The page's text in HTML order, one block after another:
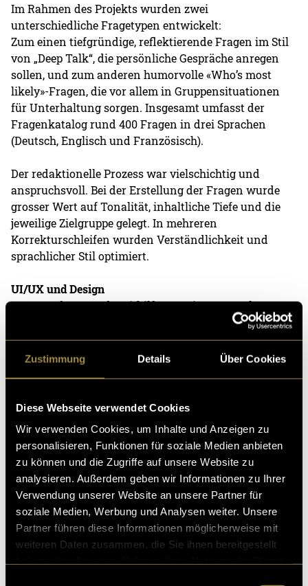
Zustimmung Details Über Cookies
Diese Webseite verwendet Cookies
Wir verwenden Cookies, um Inhalte und Anzeigen zu
personalisieren, Funktionen für soziale Medien anbieten
zu können und die Zugriffe auf unsere Website zu
analysieren. Außerdem geben wir Informationen zu Ihrer
Verwendung unserer Website an unsere Partner für
soziale Medien, Werbung und Analysen weiter. Unsere
Partner führen diese Informationen möglicherweise mit
weiteren Daten zusammen, die Sie ihnen bereitgestellt
Im Rahmen des Projekts wurden zwei
unterschiedliche Fragetypen entwickelt:
Zum einen tiefgründige, reflektierende Fragen im Stil
von „Deep Talk“, die persönliche Gespräche anregen
sollen, und zum anderen humorvolle «Who’s most
likely»-Fragen, die vor allem in Gruppensituationen
für Unterhaltung sorgen. Insgesamt umfasst der
Fragenkatalog rund 400 Fragen in drei Sprachen
(Deutsch, Englisch und Französisch).
Der redaktionelle Prozess war vielschichtig und
anspruchsvoll. Bei der Erstellung der Fragen wurde
grosser Wert auf Tonalität, inhaltliche Tiefe und die
jeweilige Zielgruppe gelegt. In mehreren
Korrekturschleifen wurden Verständlichkeit und
sprachlicher Stil optimiert.
UI/UX und Design
Das Interface wurde mithilfe von Figma gestaltet. Der
Fokus lag dabei auf einer klaren Benutzerführung,
einem responsiven Layout sowie einem
minimalistischen Design, das die Inhalte in den
zur Generierung neuer Fragen sowie ein Link-Button
Social Media.